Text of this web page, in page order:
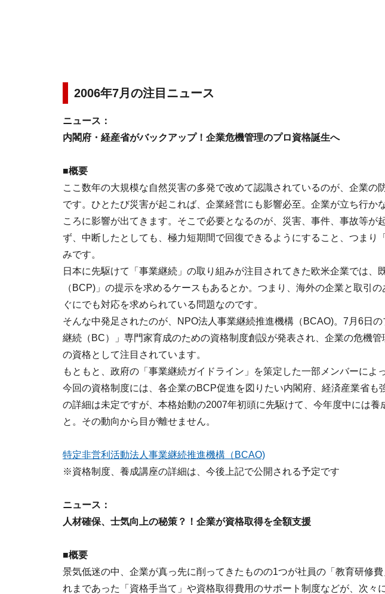
2006年7月の注目ニュース
ニュース：
内閣府・経産省がバックアップ！企業危機管理のプロ資格誕生へ
■概要
ここ数年の大規模な自然災害の多発で改めて認識されているのが、企業の
です。ひとたび災害が起これば、企業経営にも影響必至。企業が立ち行か
ころに影響が出てきます。そこで必要となるのが、災害、事件、事故等が
ず、中断したとしても、極力短期間で回復できるようにすること、つまり
みです。
日本に先駆けて「事業継続」の取り組みが注目されてきた欧米企業では、
（BCP)」の提示を求めるケースもあるとか。つまり、海外の企業と取引
ぐにでも対応を求められている問題なのです。
そんな中発足されたのが、NPO法人事業継続推進機構（BCAO)。7月6日
継続（BC）」専門家育成のための資格制度創設が発表され、企業の危機
の資格として注目されています。
もともと、政府の「事業継続ガイドライン」を策定した一部メンバーによ
今回の資格制度には、各企業のBCP促進を図りたい内閣府、経済産業省も
の詳細は未定ですが、本格始動の2007年初頭に先駆けて、今年度中には養
と。その動向から目が離せません。
特定非営利活動法人事業継続推進機構（BCAO)
※資格制度、養成講座の詳細は、今後上記で公開される予定です
ニュース：
人材確保、士気向上の秘策？！企業が資格取得を全額支援
■概要
景気低迷の中、企業が真っ先に削ってきたものの1つが社員の「教育研修
れまであった「資格手当て」や資格取得費用のサポート制度などが、次々